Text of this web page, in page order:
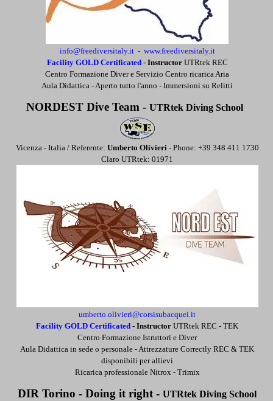
info@freediversitaly.it - www.freediversitaly.it
Facility GOLD Certificated - InstructorUTRtek REC
Centro Formazione Diver e Servizio Centro ricarica Aria
Aula Didattica - Aperto tutto l'anno - Immersioni su Relitti
NORDEST Dive Team -UTRtek Diving School
Vicenza - Italia / Referente: Umberto Olivieri - Phone: +39 348 411 1730
Claro UTRtek: 01971
umberto.olivieri@corsisubacquei.it
Facility GOLD Certificated -Instructor UTRtek REC - TEK
Centro Formazione Istruttori e Diver
Aula Didattica in sede o personale -Attrezzature Correctly REC & TEK
disponibili per allievi
Ricarica professionale Nitrox - Trimix
DIR Torino - Doing it right -UTRtek Diving School